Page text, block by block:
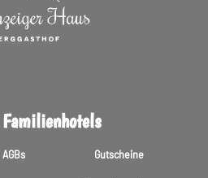
AGBs Gutscheine